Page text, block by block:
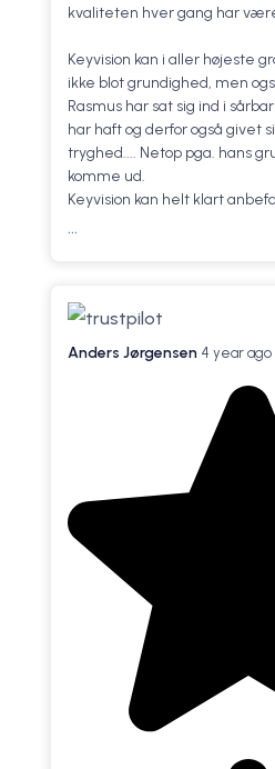
kvaliteten hver gang har
Keyvision kan i aller højeste
ikke blot grundighed, men
Rasmus har sat sig ind i
har haft og derfor også givet
tryghed.... Netop pga. hans
komme ud.
Keyvision kan helt klart
...
Anders Jørgensen 4 year ago